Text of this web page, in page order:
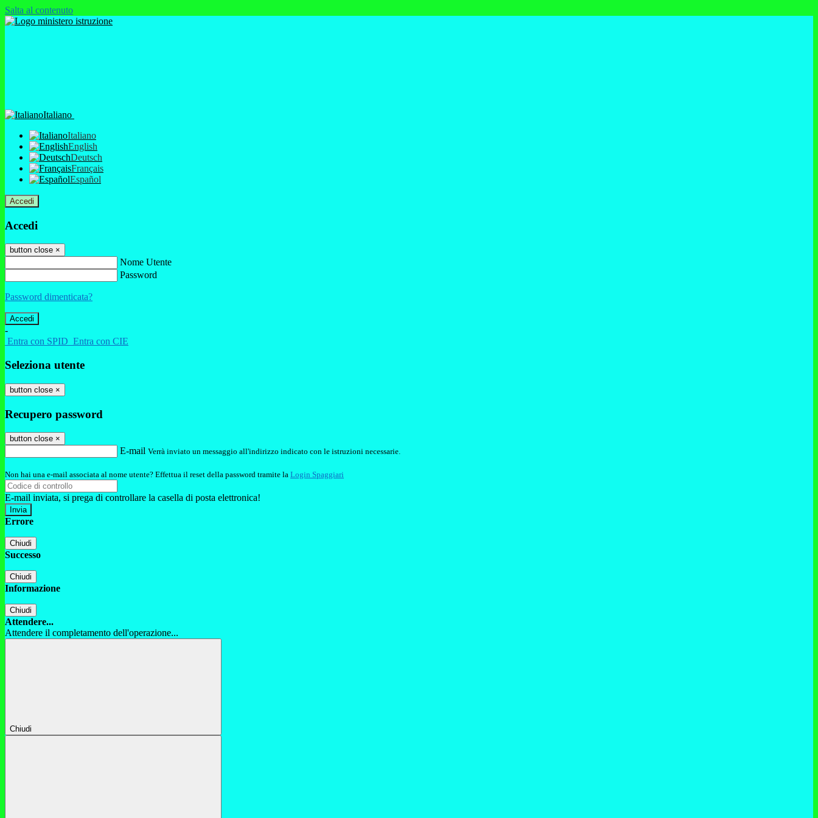
Salta al contenuto
Italiano
Italiano
English
Deutsch
Français
Español
Accedi
Accedi
button close ×
Nome Utente
Password
Password dimenticata?
-
Entra con SPID Entra con CIE
Seleziona utente
button close ×
Recupero password
button close ×
E-mail Verrà inviato un messaggio all'indirizzo indicato con le istruzioni necessarie.
Non hai una e-mail associata al nome utente? Effettua il reset della password tramite la Login Spaggiari
E-mail inviata, si prega di controllare la casella di posta elettronica!
Errore
Chiudi
Successo
Chiudi
Informazione
Chiudi
Attendere...
Attendere il completamento dell'operazione...
Chiudi